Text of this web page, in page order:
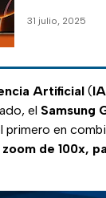
31 julio, 2025
Artificial (IA
el Samsung
en
zoom de 100x,